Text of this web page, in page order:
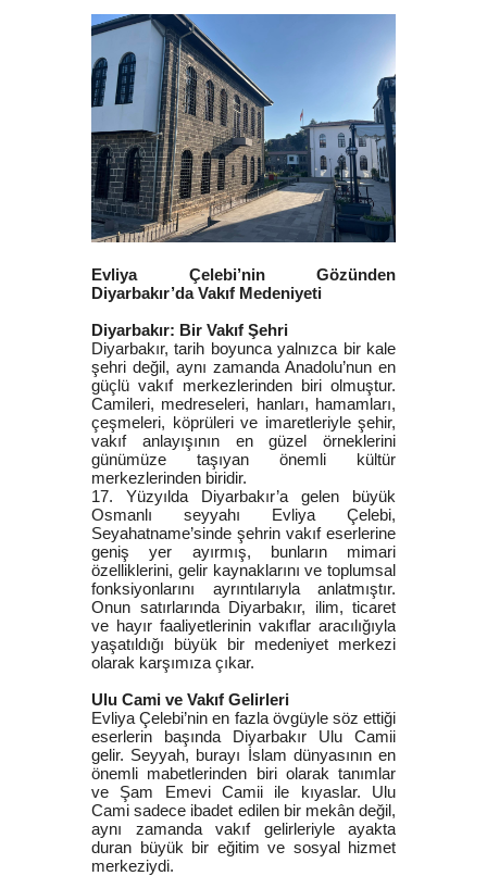
Evliya Çelebi’nin Gözünden
Diyarbakır’da Vakıf Medeniyeti
Diyarbakır: Bir Vakıf Şehri
Diyarbakır, tarih boyunca yalnızca bir kale
şehri değil, aynı zamanda Anadolu’nun en
güçlü vakıf merkezlerinden biri olmuştur.
Camileri, medreseleri, hanları, hamamları,
çeşmeleri, köprüleri ve imaretleriyle şehir,
vakıf anlayışının en güzel örneklerini
günümüze taşıyan önemli kültür
merkezlerinden biridir.
17. Yüzyılda Diyarbakır’a gelen büyük
Osmanlı seyyahı Evliya Çelebi,
Seyahatname’sinde şehrin vakıf eserlerine
geniş yer ayırmış, bunların mimari
özelliklerini, gelir kaynaklarını ve toplumsal
fonksiyonlarını ayrıntılarıyla anlatmıştır.
Onun satırlarında Diyarbakır, ilim, ticaret
ve hayır faaliyetlerinin vakıflar aracılığıyla
yaşatıldığı büyük bir medeniyet merkezi
olarak karşımıza çıkar.
Ulu Cami ve Vakıf Gelirleri
Evliya Çelebi’nin en fazla övgüyle söz ettiği
eserlerin başında Diyarbakır Ulu Camii
gelir. Seyyah, burayı İslam dünyasının en
önemli mabetlerinden biri olarak tanımlar
ve Şam Emevi Camii ile kıyaslar. Ulu
Cami sadece ibadet edilen bir mekân değil,
aynı zamanda vakıf gelirleriyle ayakta
duran büyük bir eğitim ve sosyal hizmet
merkeziydi.